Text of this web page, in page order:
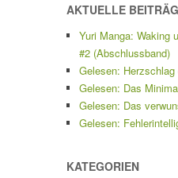
AKTUELLE
Yuri Manga: Waking
#2 (Abschlussband)
Gelesen:
Gelesen: Das
Gelesen: Das
Gelesen:
KATEGORIEN